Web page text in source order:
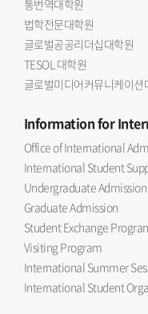
통번역대학원
법학전문대학원
글로벌공공리더십대학원
TESOL 대학원
글로벌미디어커뮤니케이션
Informationfor
Office of International
International Student
Undergraduate Admission
Graduate Admission
Student Exchange
Visiting Program
International Summer
International Student